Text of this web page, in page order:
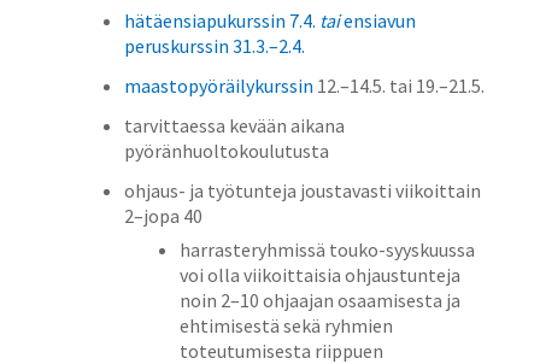
hätäensiapukurssin 7.4. taiensiavun
peruskurssin 31.3.–2.4.
maastopyöräilykurssin 12.–14.5. tai 19.–21.5.
tarvittaessa kevään aikana
pyöränhuoltokoulutusta
ohjaus- ja työtunteja joustavasti viikoittain
2–jopa 40
harrasteryhmissä touko-syyskuussa
voi olla viikoittaisia ohjaustunteja
noin 2–10 ohjaajan osaamisesta ja
ehtimisestä sekä ryhmien
toteutumisesta riippuen